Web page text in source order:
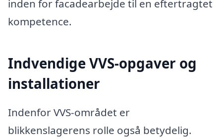
inden for facadearbejde til en eftertragtet
kompetence.
Indvendige VVS-opgaver og
installationer
Indenfor VVS-området er
blikkenslagerens rolle også betydelig.